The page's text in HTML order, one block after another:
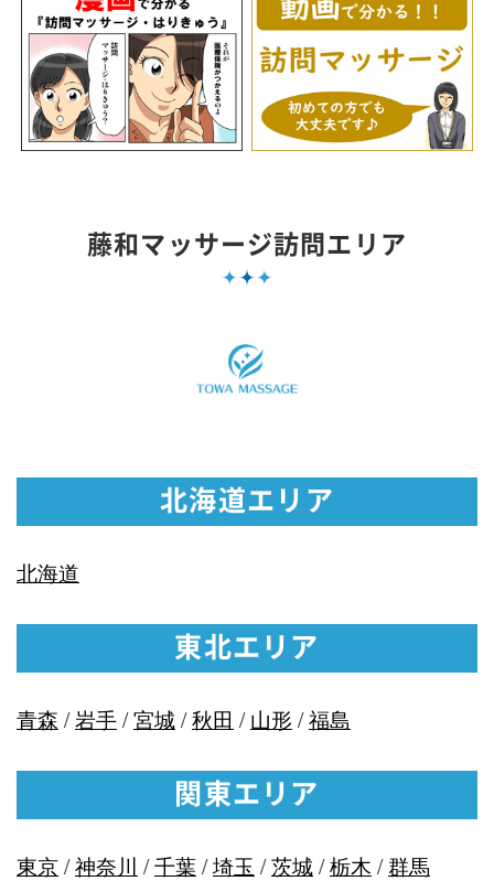
藤和マッサージ訪問エリア
北海道エリア
北海道
東北エリア
青森 /岩手/宮城/秋田 /山形 /福島
関東エリア
東京/神奈川 /千葉/埼玉 /茨城/栃木 /群馬